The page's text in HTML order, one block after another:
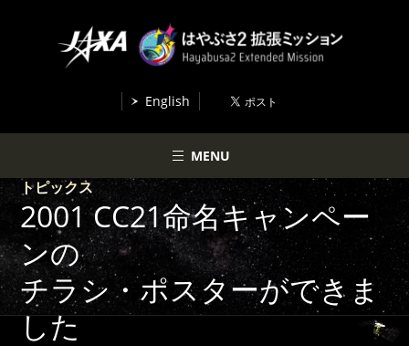
English
MENU
トピックス
2001 CC21命名キャンペー
ンの
チラシ・ポスターができま
した